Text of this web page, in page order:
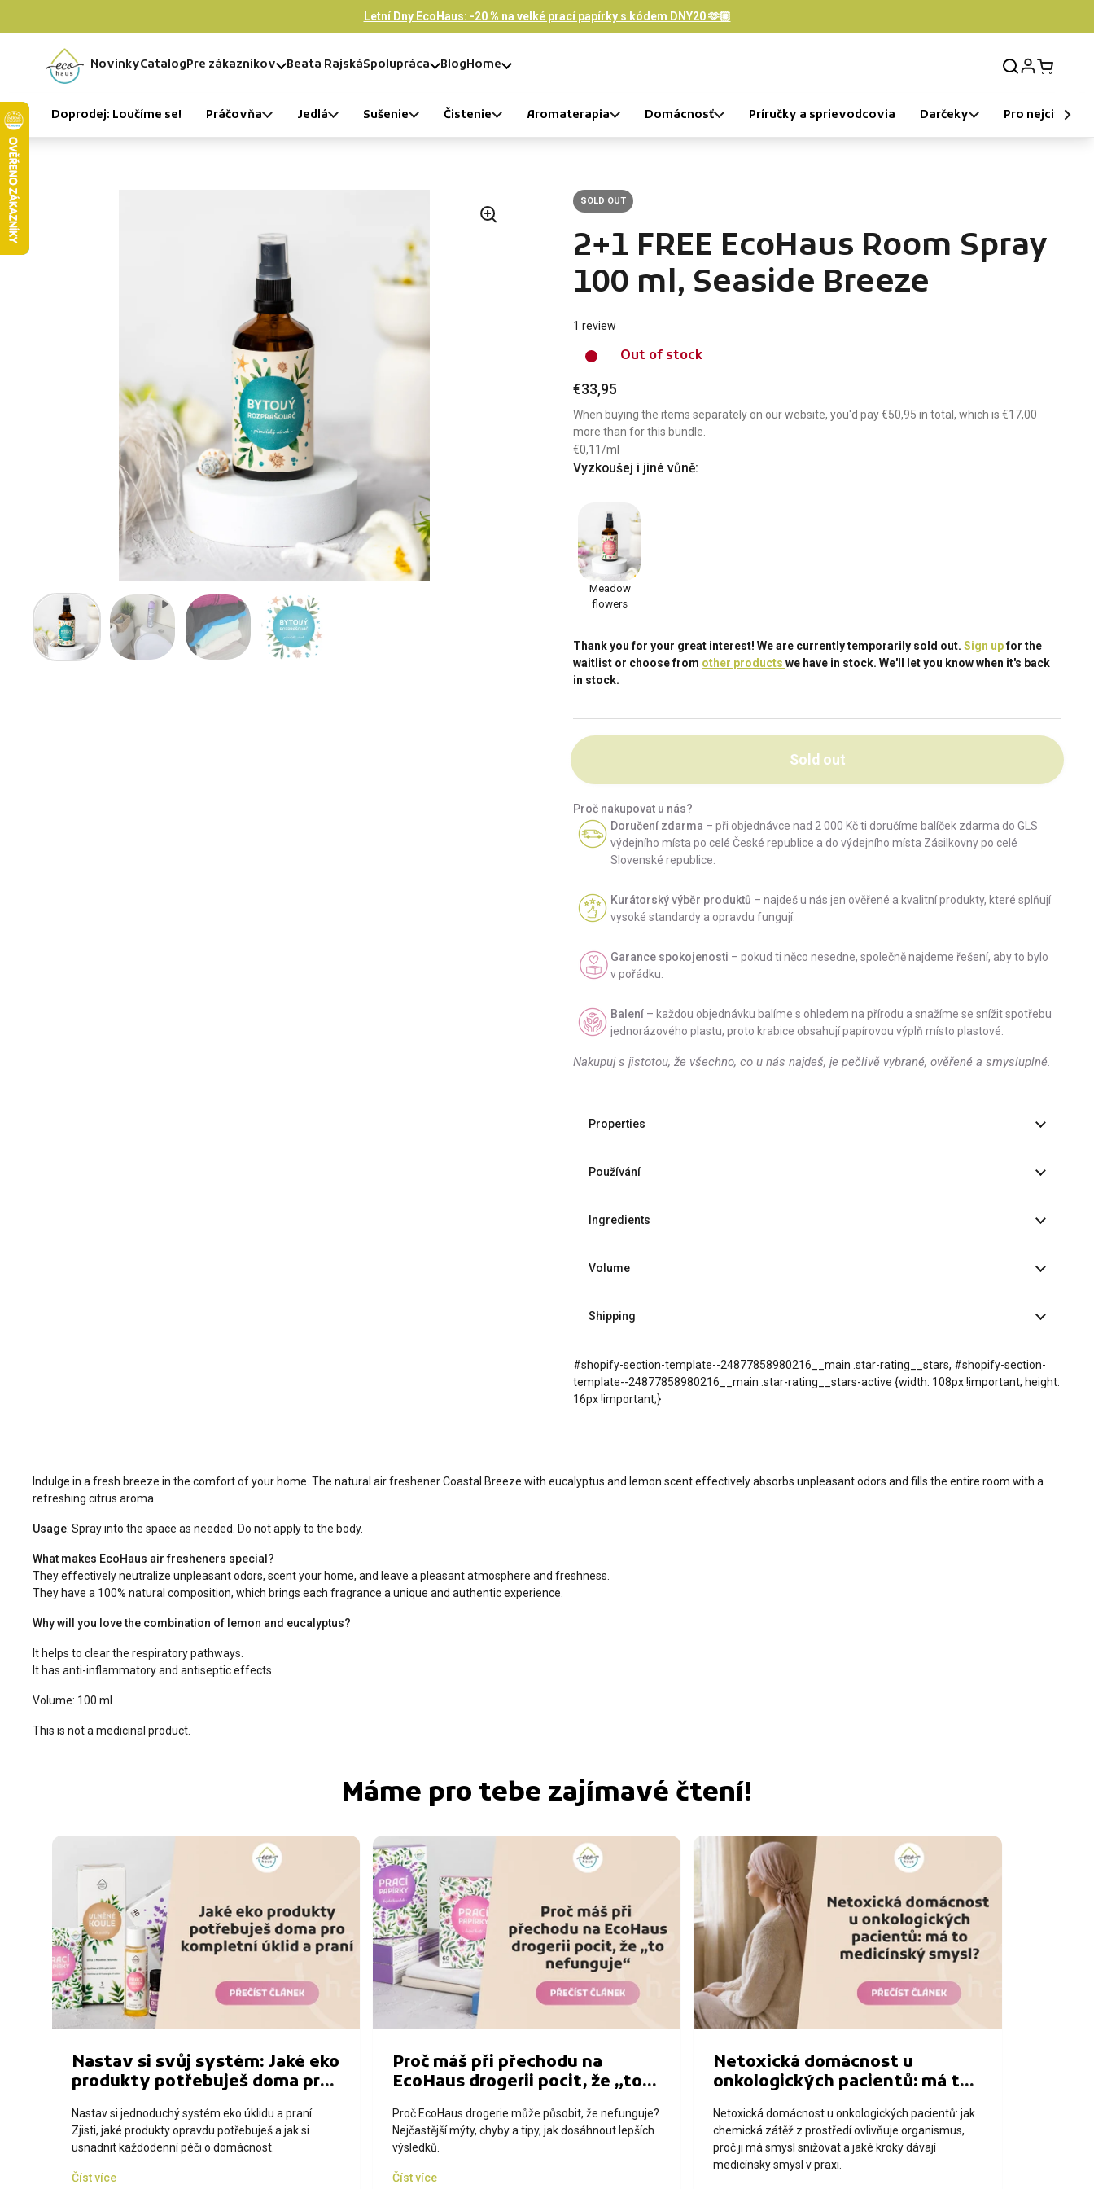
Letní Dny EcoHaus: -20 % na velké prací papírky s kódem DNY20 🫶🏼
Home
NovinkyCatalogPre zákazníkov Beata RajskáSpolupráca BlogHome LoginOpen
Doprodej: Loučíme se! Práčovňa Jedlá Sušenie Čistenie Aromaterapia Domácnosť Príručky a sprievodcovia Darčeky Pro nejcitlivější
SOLD OUT
2+1 FREE EcoHaus Room Spray
100 ml, Seaside Breeze
1 review
Out of stock
€33,95
When buying the items separately on our website, you'd pay€50,95 in total, which is €17,00
more than for this bundle.
€0,11/ml
Vyzkoušej i jiné vůně:
Meadow
flowers
Thank you for your great interest! We are currently temporarily sold out. Sign upfor the
waitlist or choose from other products we have in stock. We'll let you know when it's back
in stock.
Sold out
Proč nakupovat u nás?
Doručení zdarma – při objednávce nad 2 000 Kč ti doručíme balíček zdarma do GLS
výdejního místa po celé České republice a do výdejního místa Zásilkovny po celé
Slovenské republice.
Kurátorský výběr produktů – najdeš u nás jen ověřené a kvalitní produkty, které splňují
vysoké standardy a opravdu fungují.
Garance spokojenosti – pokud ti něco nesedne, společně najdeme řešení, aby to bylo
v pořádku.
Balení – každou objednávku balíme s ohledem na přírodu a snažíme se snížit spotřebu
jednorázového plastu, proto krabice obsahují papírovou výplň místo plastové.
Nakupuj s jistotou, že všechno, co u nás najdeš, je pečlivě vybrané, ověřené a smysluplné.
Properties
Používání
Ingredients
Volume
Shipping
Indulge in a fresh breeze in the comfort of your home. The natural air freshener Coastal Breeze with eucalyptus and lemon scent effectively absorbs unpleasant odors and fills the entire room with a
refreshing citrus aroma.
Usage: Spray into the space as needed. Do not apply to the body.
What makes EcoHaus air fresheners special?
They effectively neutralize unpleasant odors, scent your home, and leave a pleasant atmosphere and freshness.
They have a 100% natural composition, which brings each fragrance a unique and authentic experience.
Why will you love the combination of lemon and eucalyptus?
It helps to clear the respiratory pathways.
It has anti-inflammatory and antiseptic effects.
Volume: 100 ml
This is not a medicinal product.
Máme pro tebe zajímavé čtení!
Nastav si svůj systém: Jaké eko
produkty potřebuješ doma pro
Nastav si jednoduchý systém eko úklidu a praní.
Zjisti, jaké produkty opravdu potřebuješ a jak si
usnadnit každodenní péči o domácnost.
Číst více
Proč máš při přechodu na
EcoHaus drogerii pocit, že „to
Proč EcoHaus drogerie může působit, že nefunguje?
Nejčastější mýty, chyby a tipy, jak dosáhnout lepších
výsledků.
Číst více
Netoxická domácnost u
onkologických pacientů: má to
Netoxická domácnost u onkologických pacientů: jak
chemická zátěž z prostředí ovlivňuje organismus,
proč ji má smysl snižovat a jaké kroky dávají
medicínsky smysl v praxi.